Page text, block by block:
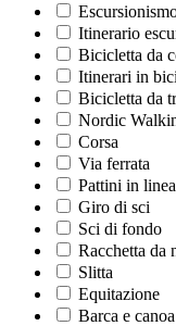
Itinerario
Bicicletta da
Itinerari in
Bicicletta da
Nordic
Corsa
Via ferrata
Pattini in linea
Giro di sci
Sci di fondo
Racchetta da
Slitta
Equitazione
Barca e canoa